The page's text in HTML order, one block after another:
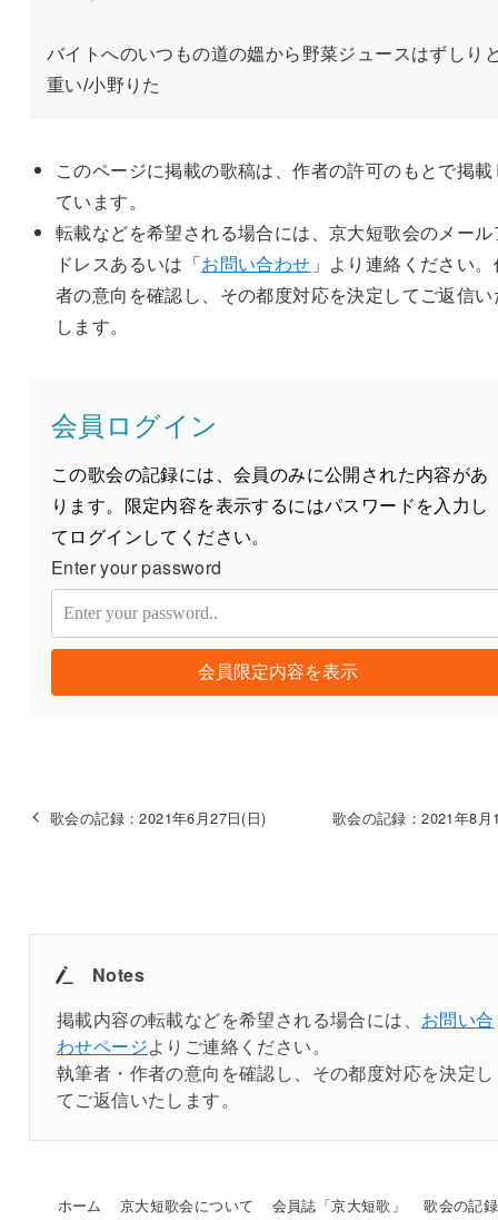
バイトへのいつもの道の媼から野菜ジュースはずしり
重い/小野りた
このページに掲載の歌稿は、作者の許可のもとで掲載
ています。
転載などを希望される場合には、京大短歌会のメール
ドレスあるいは「お問い合わせ 」より連絡ください
者の意向を確認し、その都度対応を決定してご返信い
します。
会員ログイン
この歌会の記録には、会員のみに公開された内容があ
ります。限定内容を表示するにはパスワードを入力し
てログインしてください。
Enter your password
会員限定内容を表示
歌会の記録：2021年6月27日(日) 歌会の記録：2021年8月
Notes
掲載内容の転載などを希望される場合には、 お問い合
わせページよりご連絡ください。
執筆者・作者の意向を確認し、その都度対応を決定し
てご返信いたします。
ホーム 京大短歌会について 会員誌「京大短歌」
歌会の記録